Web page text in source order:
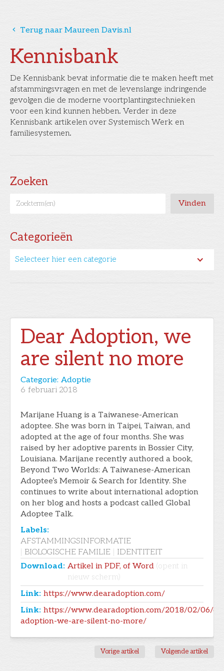
Kennisbank
De Kennisbank bevat informatie die te maken heeft met
afstammingsvragen en met de levenslange indringende
gevolgen die de moderne voortplantingstechnieken
voor een kind kunnen hebben. Verder in deze
Kennisbank artikelen over Systemisch Werk en
familiesystemen.
Zoeken
Categorieën
Selecteer hier een categorie
󰅁 Terug naar Maureen Davis.nl
Dear Adoption, we
are silent no more
Categorie: Adoptie
6 februari 2018
Marijane Huang is a Taiwanese-American
adoptee. She was born in Taipei, Taiwan, and
adopted at the age of four months. She was
raised by her adoptive parents in Bossier City,
Louisiana. Marijane recently authored a book,
Beyond Two Worlds: A Taiwanese-American
Adoptee’s Memoir & Search for Identity. She
continues to write about international adoption
on her blog and hosts a podcast called Global
Adoptee Talk.
Labels:
AFSTAMMINGSINFORMATIE
BIOLOGISCHE FAMILIE
IDENTITEIT
Download: Artikel in PDF, of Word (opent in
nieuw scherm)
Link: https://www.dearadoption.com/
Link: https://www.dearadoption.com/2018/02/06/
adoption-we-are-silent-no-more/
Vorige artikel Volgende artikel